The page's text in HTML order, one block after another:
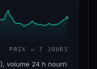
PRIX — 7 JOURS
volume 24 h nourri